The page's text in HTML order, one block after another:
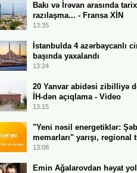
Bakı və İrəvan arasında
razılaşma... - Fransa XİN
13:35
İstanbulda 4 azərbaycanlı
başında yaxalandı
13:24
20 Yanvar abidəsi zibilliyə
İH-dən açıqlama - Video
13:15
"Yeni nəsil energetiklər:
memarları" yarışı, regional
13:08
Emin Ağalarovdan həyat